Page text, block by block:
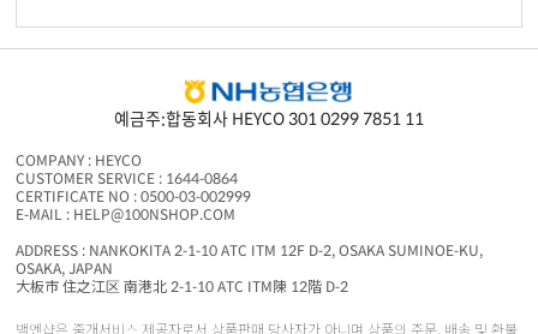
예금주:합동회사 HEYCO 301 0299 7851 11
COMPANY : HEYCO
CUSTOMER SERVICE : 1644-0864
CERTIFICATE NO : 0500-03-002999
E-MAIL : HELP@100NSHOP.COM
ADDRESS : NANKOKITA 2-1-10 ATC ITM 12F D-2, OSAKA SUMINOE-KU,
OSAKA, JAPAN
大板市 住之江区 南港北 2-1-10 ATC ITM陳 12階 D-2
백엔샵은 중개서비스 제공자로서 상품판매 당사자가 아니며 상품의 주문, 배송 및 환불